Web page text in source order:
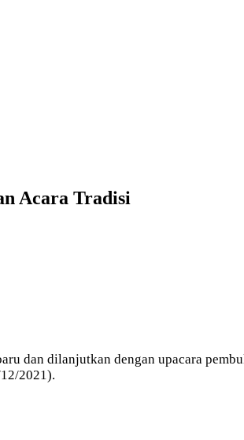
Acara Tradisi
dan dilanjutkan dengan upacara
2021).